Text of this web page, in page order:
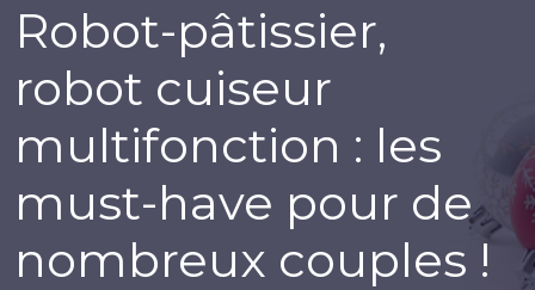
Robot-pâtissier,
robot cuiseur
multifonction : les
must-have pour de
nombreux couples !